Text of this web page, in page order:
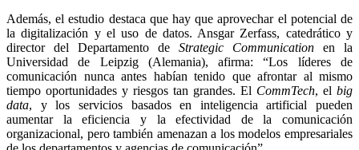
Además, el estudio destaca que hay que aprovechar el potencial de
la digitalización y el uso de datos. Ansgar Zerfass, catedrático y
director del Departamento de Strategic Communication en la
Universidad de Leipzig (Alemania), afirma: “Los líderes de
comunicación nunca antes habían tenido que afrontar al mismo
tiempo oportunidades y riesgos tan grandes. El CommTech, el big
data, y los servicios basados en inteligencia artificial pueden
aumentar la eficiencia y la efectividad de la comunicación
organizacional, pero también amenazan a los modelos empresariales